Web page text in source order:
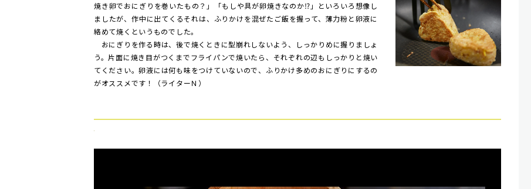
焼き卵でおにぎりを巻いたもの？」「もしや具が卵焼きなのか⁉」といろいろ想像し
ましたが、作中に出てくるそれは、ふりかけを混ぜたご飯を握って、薄力粉と卵液に
絡めて焼くというものでした。
おにぎりを作る時は、後で焼くときに型崩れしないよう、しっかりめに握りましょ
う。片面に焼き目がつくまでフライパンで焼いたら、それぞれの辺もしっかりと焼い
てください。卵液には何も味をつけていないので、ふりかけ多めのおにぎりにするの
がオススメです！（ライターＮ）